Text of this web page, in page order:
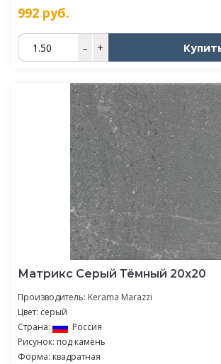
992 руб.
– +
Матрикс Серый Тёмный 20х20
Производитель: Kerama Marazzi
Цвет: серый
Страна:
Россия
Рисунок: под камень
Форма: квадратная